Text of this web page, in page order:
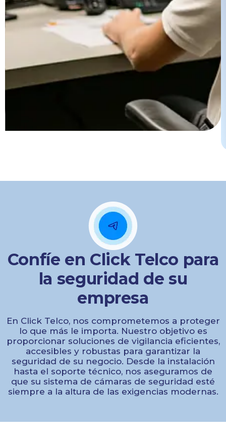
Confíe en Click Telco para
la seguridad de su
empresa
En Click Telco, nos comprometemos a proteger
lo que más le importa. Nuestro objetivo es
proporcionar soluciones de vigilancia eficientes,
accesibles y robustas para garantizar la
seguridad de su negocio. Desde la instalación
hasta el soporte técnico, nos aseguramos de
que su sistema de cámaras de seguridad esté
siempre a la altura de las exigencias modernas.